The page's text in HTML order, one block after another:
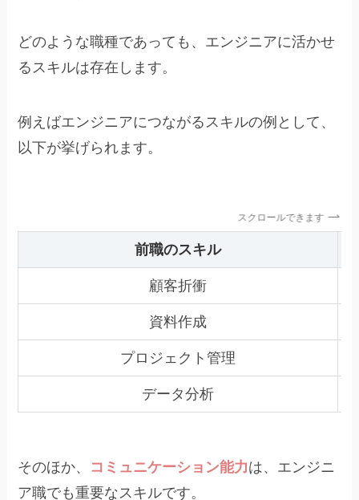
どのような職種であっても、エンジニアに活かせ
るスキルは存在します。
例えばエンジニアにつながるスキルの例として、
以下が挙げられます。
スクロールできます
前職のスキル
顧客折衝
資料作成
プロジェクト管理
データ分析
そのほか、 コミュニケーション能力は、エンジニ
ア職でも重要なスキルです。